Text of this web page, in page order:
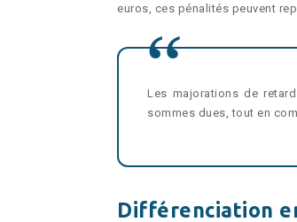
euros, ces pénalités peuvent
Les majorations de
sommes dues, tout en
Différenciation